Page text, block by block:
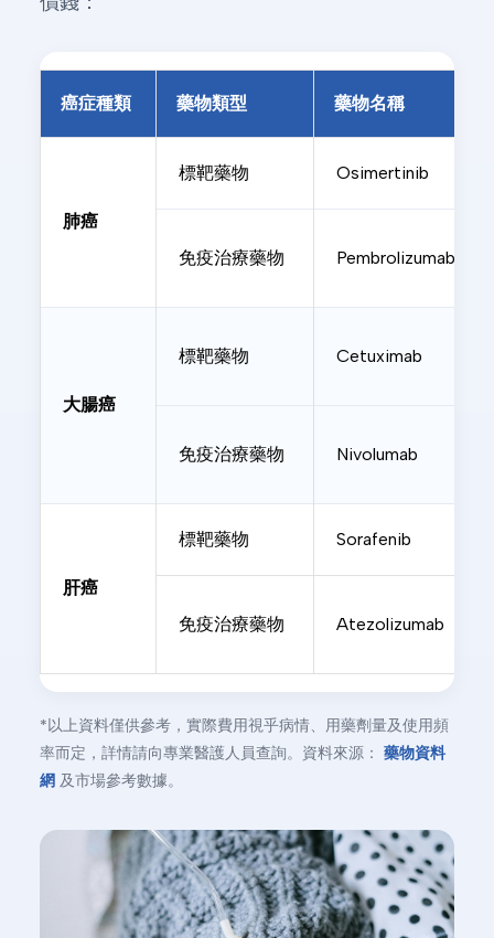
癌症種類 藥物類型 藥物名稱
肺癌
標靶藥物 Osimertinib
免疫治療藥物 Pembrolizumab
大腸癌
標靶藥物 Cetuximab
免疫治療藥物 Nivolumab
肝癌
標靶藥物 Sorafenib
免疫治療藥物 Atezolizumab
*以上資料僅供參考，實際費用視乎病情、用藥劑量及使用頻
率而定，詳情請向專業醫護人員查詢。資料來源： 藥物資料
網 及市場參考數據。